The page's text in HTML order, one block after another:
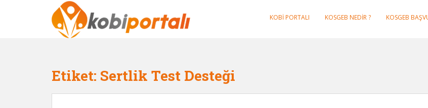
KOBI PORTALI KOSGEB NEDIR ? KOSGEB
Etiket: Sertlik Test Desteği